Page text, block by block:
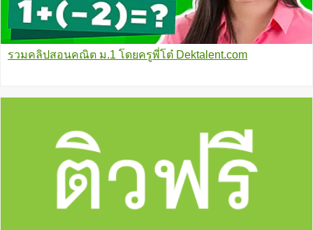
รวมคลิปสอนคณิต ม.1 โดยครูพี่โต๋ Dektalent.com